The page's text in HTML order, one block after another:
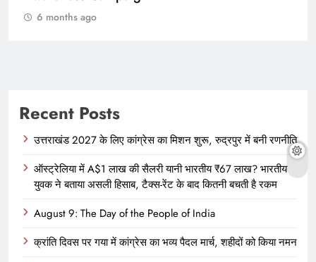
6 months ago
Recent Posts
उत्तराखंड 2027 के लिए कांग्रेस का मिशन शुरू, रुद्रपुर में बनी रणनीति
ऑस्ट्रेलिया में A$1 लाख की सैलरी यानी भारतीय ₹67 लाख? भारतीय
युवक ने बताया असली हिसाब, टैक्स-रेंट के बाद कितनी बचती है रकम
August 9: The Day of the People of India
क्रांति दिवस पर गया में कांग्रेस का भव्य पैदल मार्च, शहीदों को किया नमन